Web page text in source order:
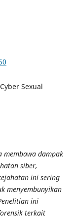
Sexual
dampak
siber,
ini sering
menyembunyikan
ini
terkait